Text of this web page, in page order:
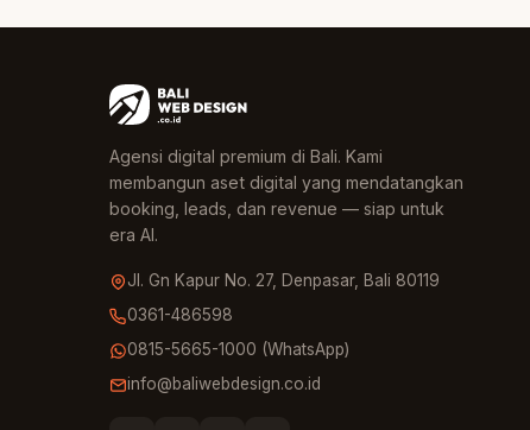
Agensi digital premium di Bali. Kami
membangun aset digital yang mendatangkan
booking, leads, dan revenue — siap untuk
era AI.
Jl. Gn Kapur No. 27, Denpasar, Bali 80119
0361-486598
0815-5665-1000 (WhatsApp)
info@baliwebdesign.co.id